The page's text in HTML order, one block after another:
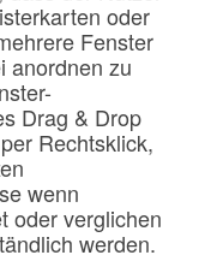
oder
Fenster
anordnen zu
Drag & Drop
Rechtsklick,
wenn
oder verglichen
werden.